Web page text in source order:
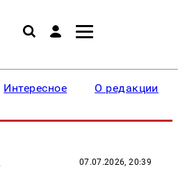
Интересное О редакции
07.07.2026, 20:39